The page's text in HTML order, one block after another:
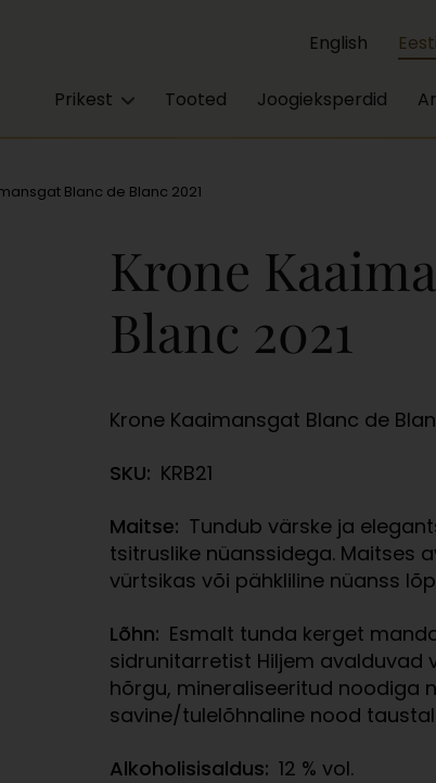
English Eesti
Prikest Tooted Joogieksperdid
Blanc de Blanc 2021
Krone
Blanc 2021
Krone Kaaimansgat Blanc de
SKU: KRB21
Maitse: Tundub värske ja
tsitruslike nüanssidega. Maitses
vürtsikas või pähkliline nüanss
Lõhn: Esmalt tunda kerget
sidrunitarretist Hiljem avalduvad
hõrgu, mineraliseeritud noodiga
savine/tulelõhnaline nood
Alkoholisisaldus: 12 % vol.